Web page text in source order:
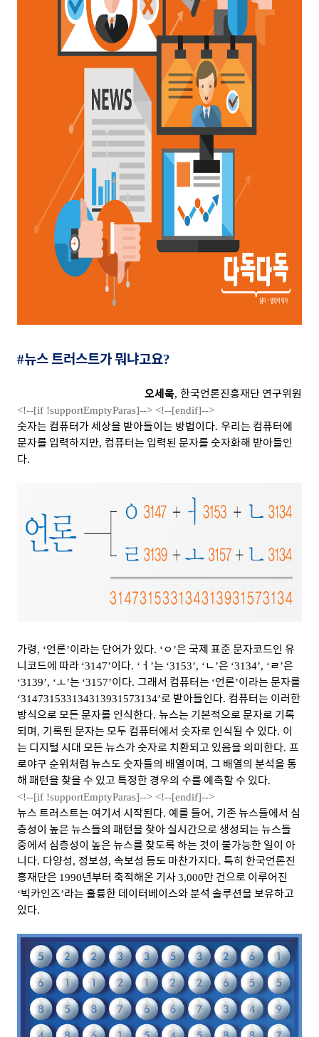
#뉴스 트러스트가 뭐냐고요?
오세욱, 한국언론진흥재단 연구위원
<!--[if !supportEmptyParas]--> <!--[endif]-->
숫자는 컴퓨터가 세상을 받아들이는 방법이다. 우리는 컴퓨터에
문자를 입력하지만, 컴퓨터는 입력된 문자를 숫자화해 받아들인
다.
가령, ‘언론’이라는 단어가 있다. ‘ㅇ ’은 국제 표준 문자코드인 유
니코드에 따라 ‘3147’이다. ‘ ㅓ ’는 ‘3153’, ‘ㄴ’은 ‘3134’, ‘ㄹ’은
‘3139’, ‘ㅗ’는 ‘3157’이다. 그래서 컴퓨터는 ‘언론’이라는 문자를
‘314731533134313931573134’로 받아들인다. 컴퓨터는 이러한
방식으로 모든 문자를 인식한다. 뉴스는 기본적으로 문자로 기록
되며, 기록된 문자는 모두 컴퓨터에서 숫자로 인식될 수 있다. 이
는 디지털 시대 모든 뉴스가 숫자로 치환되고 있음을 의미한다. 프
로야구 순위처럼 뉴스도 숫자들의 배열이며, 그 배열의 분석을 통
해 패턴을 찾을 수 있고 특정한 경우의 수를 예측할 수 있다.
<!--[if !supportEmptyParas]--> <!--[endif]-->
뉴스 트러스트는 여기서 시작된다. 예를 들어, 기존 뉴스들에서 심
층성이 높은 뉴스들의 패턴을 찾아 실시간으로 생성되는 뉴스들
중에서 심층성이 높은 뉴스를 찾도록 하는 것이 불가능한 일이 아
니다. 다양성, 정보성, 속보성 등도 마찬가지다. 특히 한국언론진
흥재단은 1990년부터 축적해온 기사3,000만 건으로 이루어진
‘빅카인즈’라는 훌륭한 데이터베이스와 분석 솔루션을 보유하고
있다.